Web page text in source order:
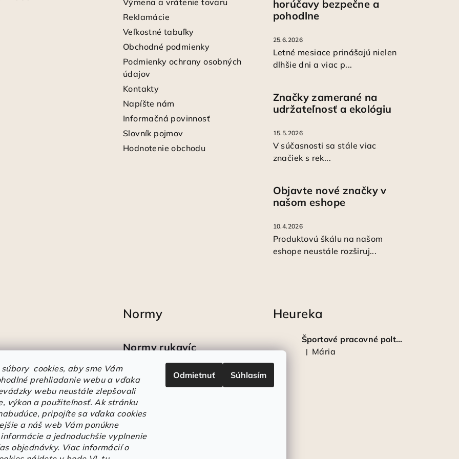
cookies, aby sme Vám
prehliadanie webu a vďaka
webu neustále zlepšovali
výkon a použiteľnosť. Ak stránku
pripojíte sa vďaka cookies
a náš web Vám ponúkne
a jednoduchšie vyplnenie
objednávky. Viac informácií o
Odmietnuť Súhlasím
Reklamácie
Veľkostné tabuľky
Obchodné podmienky
Podmienky ochrany osobných
údajov
Kontakty
Napíšte nám
Informačná povinnosť
Slovník pojmov
Hodnotenie obchodu
horúčavy bezpečne a
pohodlne
25.6.2026
Letné mesiace prinášajú nielen
dlhšie dni a viac p...
Značky zamerané na
udržateľnosť a ekológiu
15.5.2026
V súčasnosti sa stále viac
značiek s rek...
Objavte nové značky v
našom eshope
10.4.2026
Produktovú škálu na našom
eshope neustále rozširuj...
Normy
Normy rukavíc
Ako sa vyznať v
označeniach obuvi
Heureka
Športové pracovné poltopánky PRESTIGE CLASSIC biele
Hodnotenie produktu je 5 z 5 hviezdičiek.
| Mária